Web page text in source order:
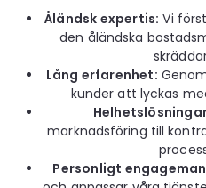
Åländsk expertis: Vi
den åländska
Lång erfarenhet:
kunder att lyckas
marknadsföring till
Personligt